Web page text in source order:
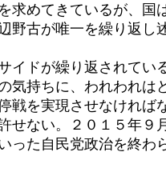
めてきているが、
野古が唯一を繰り返
ドが繰り返されてい
気持ちに、われわれ
を実現させなければ
い。２０１５年９
た自民党政治を終